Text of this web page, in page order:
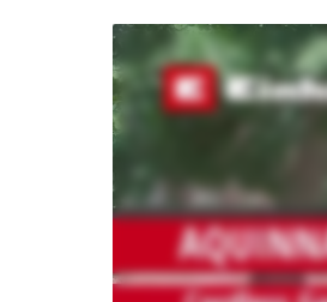
K načtení
služby
váš souhlas!
content
is